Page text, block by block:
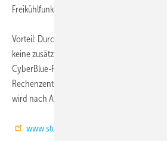
Freikühlfunktion ist standardmäßig im
Vorteil: Durch das Funktions- und
keine zusätzlichen Bauteile notwendig.
CyberBlue-Präzisionsklimasysteme im Live-
Rechenzentrumsdienstleister. Die
wird nach Abschluss der Testphase bekannt
www.stulz.de